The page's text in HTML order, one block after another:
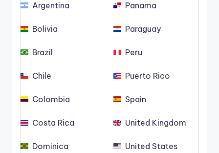
Argentina
Bolivia
Brazil
Chile
Colombia
Costa Rica
Dominica
Panama
Paraguay
Peru
Puerto Rico
Spain
United Kingdom
United States